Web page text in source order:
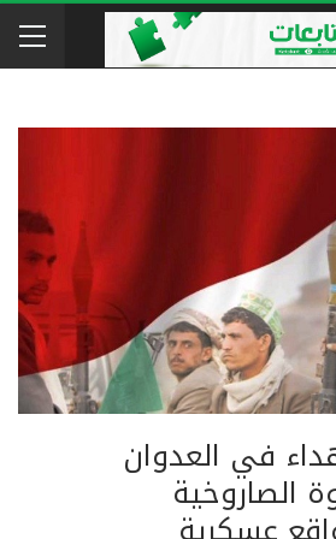
في العدوان
الصاروخية